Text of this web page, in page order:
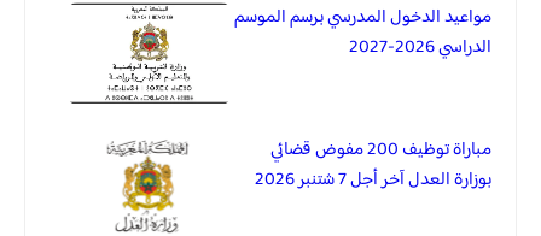
مواعيد الدخول المدرسي برسم الموسم
الدراسي 2026-2027
مباراة توظيف 200 مفوض قضائي
بوزارة العدل آخر أجل 7 شتنبر 2026